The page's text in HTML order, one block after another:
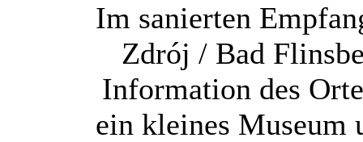
Im sanierten
Zdrój / Bad
Information des
ein kleines Museum